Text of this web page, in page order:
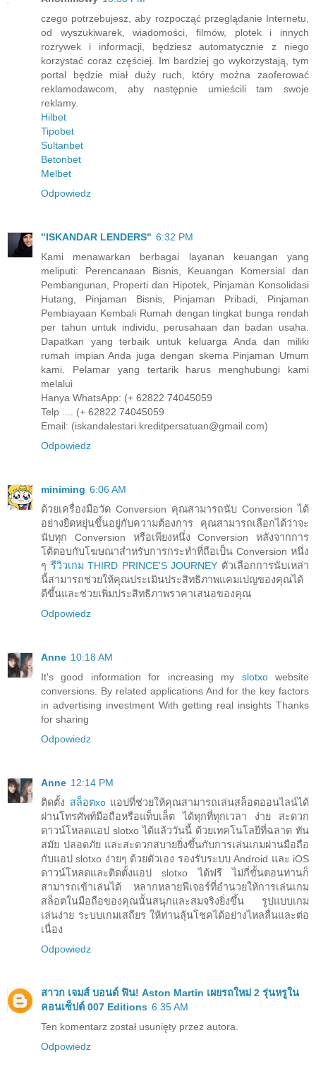
czego potrzebujesz, aby rozpocząć przeglądanie Internetu,
od wyszukiwarek, wiadomości, filmów, plotek i innych
rozrywek i informacji, będziesz automatycznie z niego
korzystać coraz częściej. Im bardziej go wykorzystają, tym
portal będzie miał duży ruch, który można zaoferować
reklamodawcom, aby następnie umieścili tam swoje
reklamy.
Hilbet
Tipobet
Sultanbet
Betonbet
Melbet
Odpowiedz
"ISKANDAR LENDERS" 6:32 PM
Kami menawarkan berbagai layanan keuangan yang
meliputi: Perencanaan Bisnis, Keuangan Komersial dan
Pembangunan, Properti dan Hipotek, Pinjaman Konsolidasi
Hutang, Pinjaman Bisnis, Pinjaman Pribadi, Pinjaman
Pembiayaan Kembali Rumah dengan tingkat bunga rendah
per tahun untuk individu, perusahaan dan badan usaha.
Dapatkan yang terbaik untuk keluarga Anda dan miliki
rumah impian Anda juga dengan skema Pinjaman Umum
kami. Pelamar yang tertarik harus menghubungi kami
melalui
Hanya WhatsApp: (+ 62822 74045059
Telp .... (+ 62822 74045059
Email: (iskandalestari.kreditpersatuan@gmail.com)
Odpowiedz
miniming 6:06 AM
ด้วยเครื่องมือวัด Conversion คุณสามารถนับ Conversion ได้
อย่างยืดหยุ่นขึ้นอยู่กับความต้องการ คุณสามารถเลือกได้ว่าจะ
นับทุก Conversion หรือเพียงหนึ่ง Conversion หลังจากการ
โต้ตอบกับโฆษณาสำหรับการกระทำที่ถือเป็น Conversion หนึ่ง
ๆ รีวิวเกม THIRD PRINCE'S JOURNEY ตัวเลือกการนับเหล่า
นี้สามารถช่วยให้คุณประเมินประสิทธิภาพแคมเปญของคุณได้
ดีขึ้นและช่วยเพิ่มประสิทธิภาพราคาเสนอของคุณ
Odpowiedz
Anne 10:18 AM
It's good information for increasing my slotxowebsite
conversions. By related applications And for the key factors
in advertising investment With getting real insights Thanks
for sharing
Odpowiedz
Anne 12:14 PM
ติดตั้ง สล็อตxoแอปที่ช่วยให้คุณสามารถเล่นสล็อตออนไลน์ได้
ผ่านโทรศัพท์มือถือหรือแท็บเล็ต ได้ทุกที่ทุกเวลา ง่าย สะดวก
ดาวน์โหลดแอป slotxo ได้แล้ววันนี้ ด้วยเทคโนโลยีที่ฉลาด ทัน
สมัย ปลอดภัย และสะดวกสบายยิ่งขึ้นกับการเล่นเกมผ่านมือถือ
กับแอป slotxo ง่ายๆ ด้วยตัวเอง รองรับระบบ Android และ iOS
ดาวน์โหลดและติดตั้งแอป slotxo ได้ฟรี ไม่กี่ขั้นตอนท่านก็
สามารถเข้าเล่นได้ หลากหลายฟีเจอร์ที่อำนวยให้การเล่นเกม
สล็อตในมือถือของคุณนั้นสนุกและสมจริงยิ่งขึ้น รูปแบบเกม
เล่นง่าย ระบบเกมเสถียร ให้ท่านลุ้นโชคได้อย่างไหลลื่นและต่อ
เนื่อง
Odpowiedz
สาวก เจมส์ บอนด์ ฟิน! Aston Martin เผยรถใหม่ 2 รุ่นหรูใน
คอนเซ็ปต์ 007 Editions 6:35 AM
Ten komentarz został usunięty przez autora.
Odpowiedz